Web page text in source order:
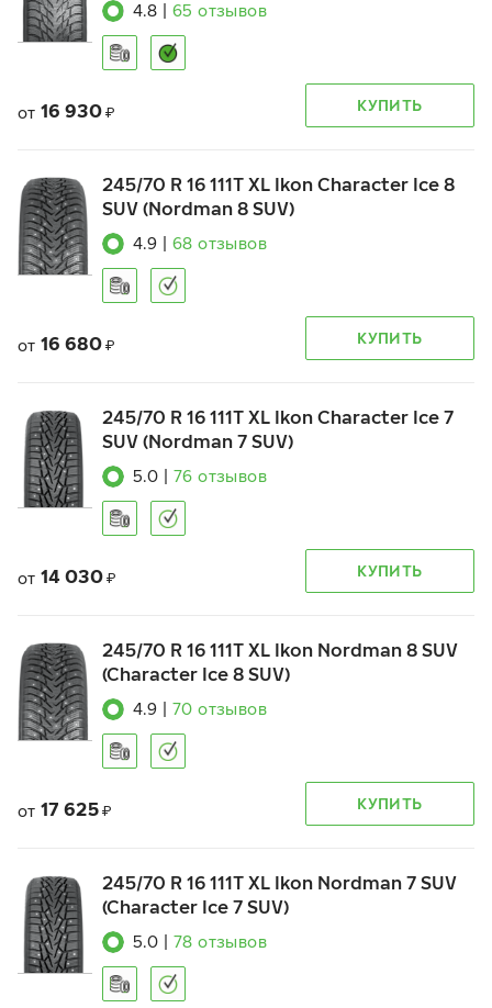
4.8 65 отзывов
от 16 930 ₽ КУПИТЬ
245/70 R 16 111T XL Ikon Character Ice 8
SUV (Nordman 8 SUV)
4.9 68 отзывов
от 16 680 ₽ КУПИТЬ
245/70 R 16 111T XL Ikon Character Ice 7
SUV (Nordman 7 SUV)
5.0 76 отзывов
от 14 030 ₽ КУПИТЬ
245/70 R 16 111T XL Ikon Nordman 8 SUV
(Character Ice 8 SUV)
4.9 70 отзывов
от 17 625 ₽ КУПИТЬ
245/70 R 16 111T XL Ikon Nordman 7 SUV
(Character Ice 7 SUV)
5.0 78 отзывов